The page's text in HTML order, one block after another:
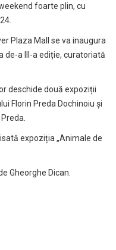
foarte plin, cu
Plaza Mall se va inaugura
de-a III-a ediție, curatoriată
deschide două expoziții
Florin Preda Dochinoiu și
expoziția „Animale de
Gheorghe Dican.